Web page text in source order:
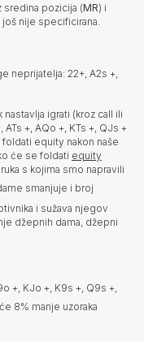
pozicija (MR) i
još nije specificirana.
neprijatelja: 22+, A2s +,
igrati (kroz call ili
+, AQo +, KTs +, QJs +
equity nakon naše
će se foldati equity
s kojima smo napravili
smanjuje i broj
i sužava njegov
džepnih dama, džepni
+, KJo +, K9s +, Q9s +,
će 8% manje uzoraka